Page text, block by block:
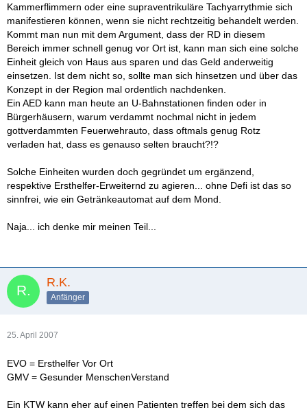
Kammerflimmern oder eine supraventrikuläre Tachyarrythmie sich
manifestieren können, wenn sie nicht rechtzeitig behandelt werden.
Kommt man nun mit dem Argument, dass der RD in diesem
Bereich immer schnell genug vor Ort ist, kann man sich eine solche
Einheit gleich von Haus aus sparen und das Geld anderweitig
einsetzen. Ist dem nicht so, sollte man sich hinsetzen und über das
Konzept in der Region mal ordentlich nachdenken.
Ein AED kann man heute an U-Bahnstationen finden oder in
Bürgerhäusern, warum verdammt nochmal nicht in jedem
gottverdammten Feuerwehrauto, dass oftmals genug Rotz
verladen hat, dass es genauso selten braucht?!?
Solche Einheiten wurden doch gegründet um ergänzend,
respektive Ersthelfer-Erweiternd zu agieren... ohne Defi ist das so
sinnfrei, wie ein Getränkeautomat auf dem Mond.
Naja... ich denke mir meinen Teil...
R.K.
Anfänger
25. April 2007
EVO = Ersthelfer Vor Ort
GMV = Gesunder MenschenVerstand
Ein KTW kann eher auf einen Patienten treffen bei dem sich das